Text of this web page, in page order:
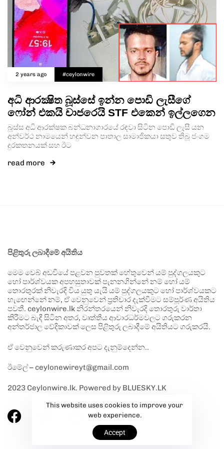
2 years ago #ceylonwire
අධි ආරක්‍ෂිත බූස්සේ ඉන්න පොඩි ලැසීගේ
ෆෝන් එකයි චාජරෙයි STF එකෙන් ඉල්ලගෙන
බූස්ස අධි ආරක්ෂක බන්ධනාගාරයේ රඳවා සිටින පොඩි ලැසී යන
අන්වර්ථ නාමයෙන් හඳුන්වන පාතාල සාමාජිකයා සතුව තිබූ ජංගම
දුරකතනයක් සහ ඊට
read more
පිළිතුරු ලබාදීමේ අයිතිය
මෙම වෙබ් අඩවියේ පළවන පුවතක් හේතුවෙන් යම් පුද්ගලයකුට
හෝ පාර්ශ්වයක අපහසුතාවක් පැනනගින්නේ නම් හෝ යම්
තොරතුරක් නිවැරදි විය යුතු යැයි යම් පුද්ගලයකුට හෝ පාර්ශ්වයකට
හැඟෙන්නේ නම්, ඒ වෙනුවෙන් ප්‍රතිචාර දැක්වීමට සම්පූර්ණ අයිතිය
පවතී. ceylonwire.lk නිරන්තරයෙන් නිවැරදි තොරතුරු වාර්තා
කිරීමට බැඳී සිටින අතර, වෘත්තීය ආචාරධර්මවලට ගරුකරන
අන්තර්ජාල වේදිකාවක් ලෙස පිළිතුරු ලබාදීමේ අයිතියට ගරුකරයි.
ඒ වෙනුවෙන් කරුණාකර අපට දැනුම්දෙන්න..
ඊමේල් – ceylonewireyt@gmail.com
2023 Ceylonwire.lk. Powered by BLUESKY.LK
This website uses cookies to improve your
web experience.
Accept